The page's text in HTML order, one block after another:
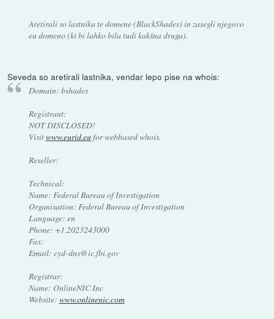
Aretirali so lastnika te domene (BlackShades) in zasegli njegovo
eu domeno (ki bi lahko bila tudi kakšna druga).
Seveda so aretirali lastnika, vendar lepo pise na whois:
Domain: bshades
Registrant:
NOT DISCLOSED!
Visitwww.eurid.eufor webbased whois.
Reseller:
Technical:
Name: Federal Bureau of Investigation
Organisation: Federal Bureau of Investigation
Language: en
Phone: +1.2023243000
Fax:
Email: cyd-dns@ic.fbi.gov
Registrar:
Name: OnlineNIC Inc
Website: www.onlinenic.com